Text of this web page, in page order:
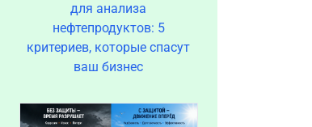
для анализа
нефтепродуктов: 5
критериев, которые спасут
ваш бизнес